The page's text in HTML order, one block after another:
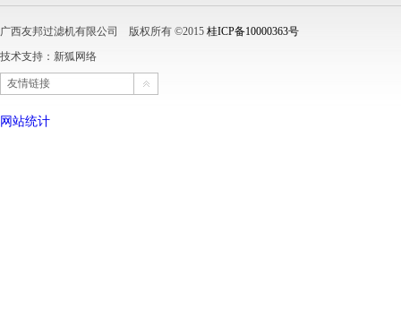
广西友邦过滤机有限公司 版权所有 ©2015 桂ICP备10000363号
技术支持： 新狐网络
友情链接
网站统计